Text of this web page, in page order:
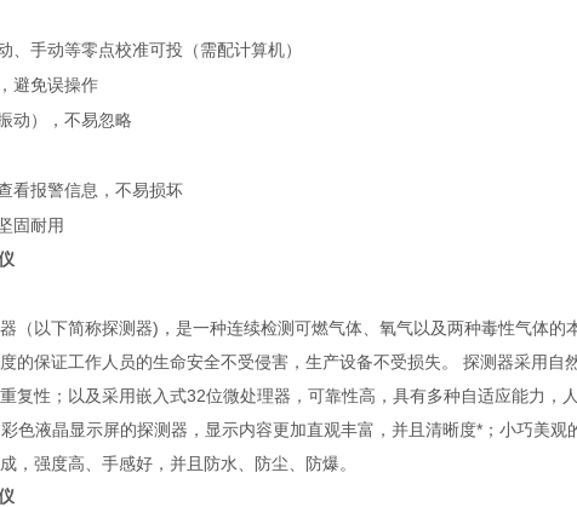
、手动等零点校准可投（需配计算机）
避免误操作
动），不易忽略
看报警信息，不易损坏
固耐用
（以下简称探测器)，是一种连续检测可燃气体、氧气以及两种毒性气体
的保证工作人员的生命安全不受侵害，生产设备不受损失。 探测器采用自
复性；以及采用嵌入式32位微处理器，可靠性高，具有多种自适应能力，
色液晶显示屏的探测器，显示内容更加直观丰富，并且清晰度*；小巧美
，强度高、手感好，并且防水、防尘、防爆。